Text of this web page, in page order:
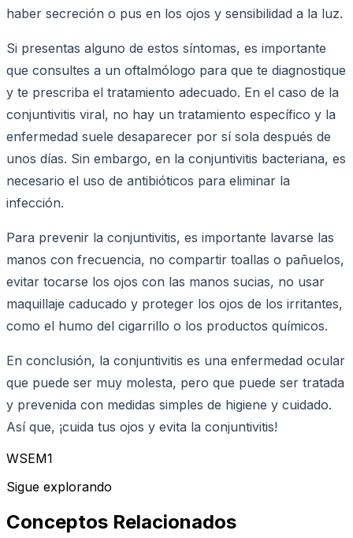
haber secreción o pus en los ojos y sensibilidad a la luz.
Si presentas alguno de estos síntomas, es importante
que consultes a un oftalmólogo para que te diagnostique
y te prescriba el tratamiento adecuado. En el caso de la
conjuntivitis viral, no hay un tratamiento específico y la
enfermedad suele desaparecer por sí sola después de
unos días. Sin embargo, en la conjuntivitis bacteriana, es
necesario el uso de antibióticos para eliminar la
infección.
Para prevenir la conjuntivitis, es importante lavarse las
manos con frecuencia, no compartir toallas o pañuelos,
evitar tocarse los ojos con las manos sucias, no usar
maquillaje caducado y proteger los ojos de los irritantes,
como el humo del cigarrillo o los productos químicos.
En conclusión, la conjuntivitis es una enfermedad ocular
que puede ser muy molesta, pero que puede ser tratada
y prevenida con medidas simples de higiene y cuidado.
Así que, ¡cuida tus ojos y evita la conjuntivitis!
WSEM1
Sigue explorando
Conceptos Relacionados